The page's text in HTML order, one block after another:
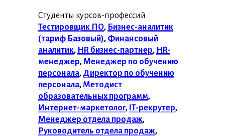
Студенты курсов-профессий
Тестировщик ПО, Бизнес-аналитик
(тариф Базовый), Финансовый
аналитик, HR бизнес-партнер, HR-
менеджер,Менеджер по обучению
персонала, Директор по обучению
персонала,Методист
образовательных программ,
Интернет-маркетолог, IT-рекрутер,
Менеджер отдела продаж,
Руководитель отдела продаж,